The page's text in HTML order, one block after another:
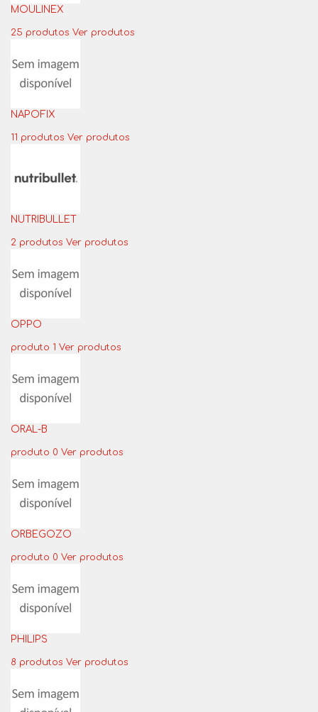
MOULINEX
25 produtos Ver produtos
NAPOFIX
11 produtos Ver produtos
NUTRIBULLET
2 produtos Ver produtos
OPPO
produto 1 Ver produtos
ORAL-B
produto 0 Ver produtos
ORBEGOZO
produto 0 Ver produtos
PHILIPS
8 produtos Ver produtos